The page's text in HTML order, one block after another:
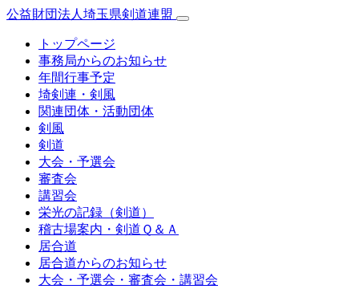
公益財団法人埼玉県剣道連盟
トップページ
事務局からのお知らせ
年間行事予定
埼剣連・剣風
関連団体・活動団体
剣風
剣道
大会・予選会
審査会
講習会
栄光の記録（剣道）
稽古場案内・剣道Ｑ＆Ａ
居合道
居合道からのお知らせ
大会・予選会・審査会・講習会